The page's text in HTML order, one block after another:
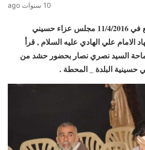
10 سنوات ago
اقيم يوم الاثنين الواقع في 11/4/2016 مجلس عزاء حسيني
الامام علي الهادي عليه السلام , قرأ
السيد نصري نصار بحضور حشد من
حسينية البلدة _ المحطة .